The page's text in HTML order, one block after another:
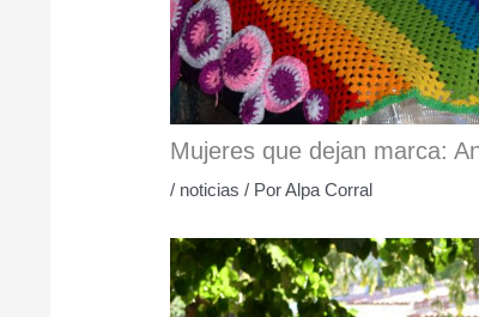
Mujeres que dejan marca:
/ noticias / PorAlpa Corral